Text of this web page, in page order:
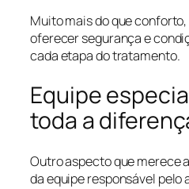
Muito mais do que
oferecer segurança e
cada etapa do tratamento.
Equipe
toda a
Outro aspecto que merece
da equipe responsável pelo